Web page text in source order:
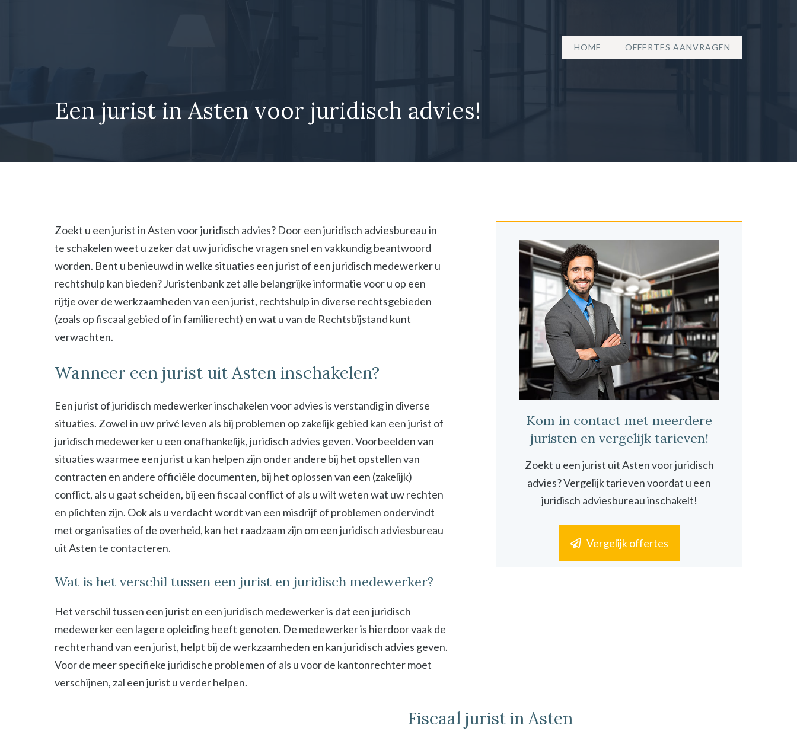
HOME OFFERTES AANVRAGEN
Een jurist in Asten voor juridisch advies!
Zoekt u een jurist in Asten voor juridisch advies? Door een juridisch adviesbureau in
te schakelen weet u zeker dat uw juridische vragen snel en vakkundig beantwoord
worden. Bent u benieuwd in welke situaties een jurist of een juridisch medewerker u
rechtshulp kan bieden? Juristenbank zet alle belangrijke informatie voor u op een
rijtje over de werkzaamheden van een jurist, rechtshulp in diverse rechtsgebieden
(zoals op fiscaal gebied of in familierecht) en wat u van de Rechtsbijstand kunt
verwachten.
Wanneer een jurist uit Asten inschakelen?
Een jurist of juridisch medewerker inschakelen voor advies is verstandig in diverse
situaties. Zowel in uw privé leven als bij problemen op zakelijk gebied kan een jurist of
juridisch medewerker u een onafhankelijk, juridisch advies geven. Voorbeelden van
situaties waarmee een jurist u kan helpen zijn onder andere bij het opstellen van
contracten en andere officiële documenten, bij het oplossen van een (zakelijk)
conflict, als u gaat scheiden, bij een fiscaal conflict of als u wilt weten wat uw rechten
en plichten zijn. Ook als u verdacht wordt van een misdrijf of problemen ondervindt
met organisaties of de overheid, kan het raadzaam zijn om een juridisch adviesbureau
uit Asten te contacteren.
Wat is het verschil tussen een jurist en juridisch medewerker?
Het verschil tussen een jurist en een juridisch medewerker is dat een juridisch
medewerker een lagere opleiding heeft genoten. De medewerker is hierdoor vaak de
rechterhand van een jurist, helpt bij de werkzaamheden en kan juridisch advies geven.
Voor de meer specifieke juridische problemen of als u voor de kantonrechter moet
verschijnen, zal een jurist u verder helpen.
Kom in contact met meerdere
juristen en vergelijk tarieven!
Zoekt u een jurist uit Asten voor juridisch
advies? Vergelijk tarieven voordat u een
juridisch adviesbureau inschakelt!
Vergelijk offertes
Fiscaal jurist in Asten